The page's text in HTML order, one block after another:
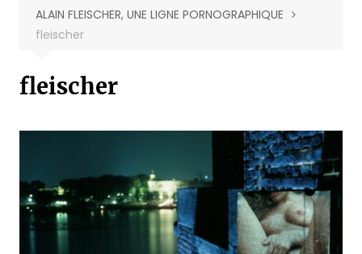
ALAIN FLEISCHER, UNE LIGNE PORNOGRAPHIQUE
fleischer
fleischer